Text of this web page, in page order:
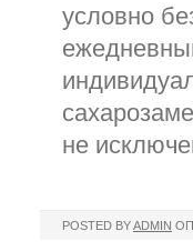
условно
не
POSTED BYADMIN